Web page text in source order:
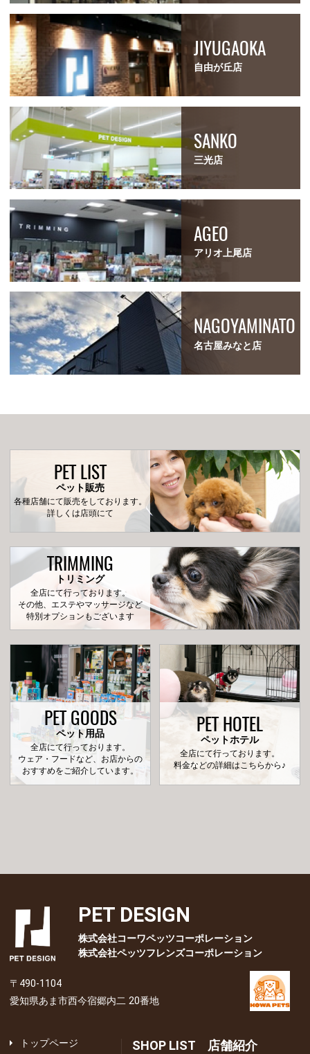
JIYUGAOKA
自由が丘店
SANKO
三光店
AGEO
アリオ上尾店
NAGOYAMINATO
名古屋みなと店
PET LIST
ペット販売
各種店舗にて販売をしております。
詳しくは店頭にて
TRIMMING
トリミング
全店にて行っております。
その他、エステやマッサージなど
特別オプションもございます
PET GOODS
ペット用品
全店にて行っております。
ウェア・フードなど、お店からの
おすすめをご紹介しています。
PET HOTEL
ペットホテル
全店にて行っております。
料金などの詳細はこちらから♪
PET DESIGN
株式会社コーワペッツコーポレーション
株式会社ペッツフレンズコーポレーション
〒490-1104
愛知県あま市西今宿郷内二 20番地
トップページ SHOP LIST 店舗紹介